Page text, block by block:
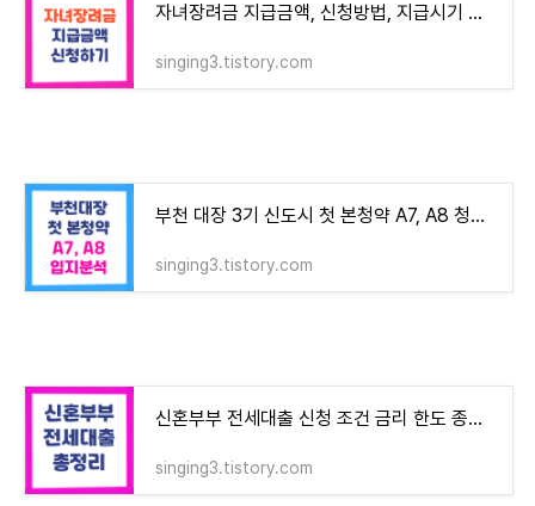
자녀장려금 지급금액, 신청방법, 지급시기 총정리
singing3.tistory.com
부천 대장 3기 신도시 첫 본청약 A7, A8 청약일정, 평면도
singing3.tistory.com
신혼부부 전세대출 신청 조건 금리 한도 종류 총정리
singing3.tistory.com